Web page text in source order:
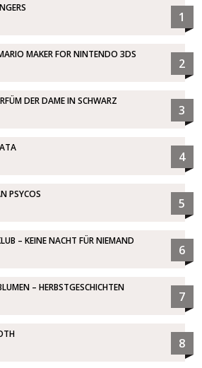
1
MAKER FOR NINTENDO 3DS
2
DER DAME IN SCHWARZ
3
4
PSYCOS
5
– KEINE NACHT FÜR NIEMAND
6
– HERBSTGESCHICHTEN
7
8